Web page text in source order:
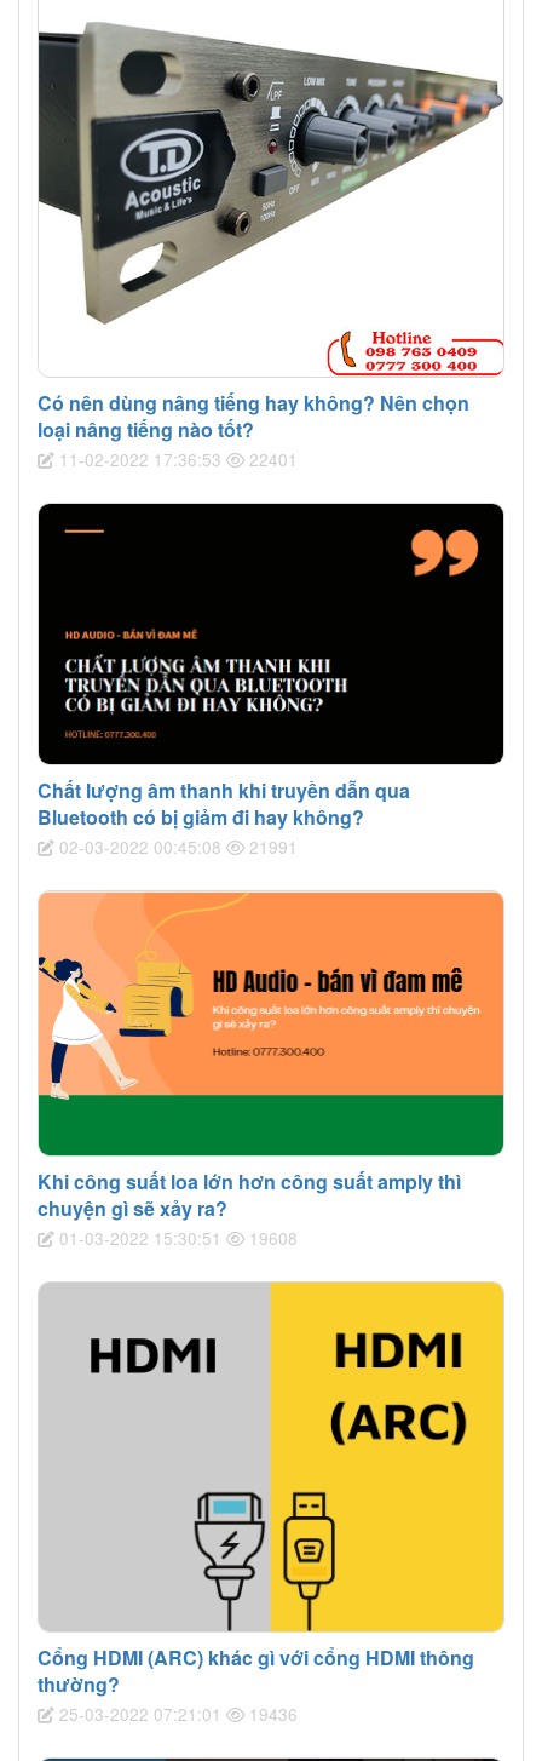
Có nên dùng nâng tiếng hay không? Nên chọn
loại nâng tiếng nào tốt?
11-02-2022 17:36:53 22401
Chất lượng âm thanh khi truyền dẫn qua
Bluetooth có bị giảm đi hay không?
02-03-2022 00:45:08 21991
Khi công suất loa lớn hơn công suất amply thì
chuyện gì sẽ xảy ra?
01-03-2022 15:30:51 19608
Cổng HDMI (ARC) khác gì với cổng HDMI thông
thường?
25-03-2022 07:21:01 19436